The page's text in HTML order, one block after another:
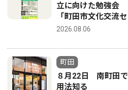
立に向けた勉強会
「町田市文化交流セ
2026.08.06
町田
８月22日 南町田
用法知る